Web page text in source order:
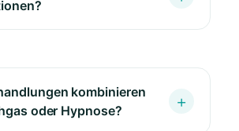
kombinieren
oder Hypnose?